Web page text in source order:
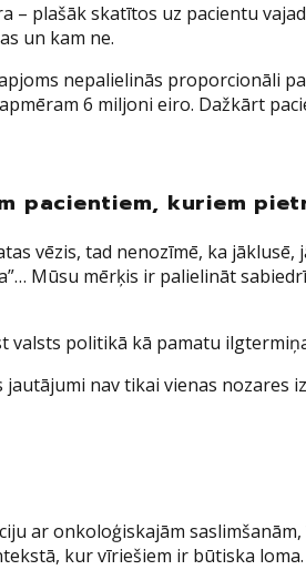
– plašāk skatītos uz pacientu
un kam ne.
nepalielinās proporcionāli
6 miljoni eiro. Dažkārt
pacientiem, kuriem
vēzis, tad nenozīmē, ka jāklusē,
Mūsu mērķis ir palielināt
valsts politikā kā pamatu
nav tikai vienas nozares
ar onkoloģiskajām
kur vīriešiem ir būtiska